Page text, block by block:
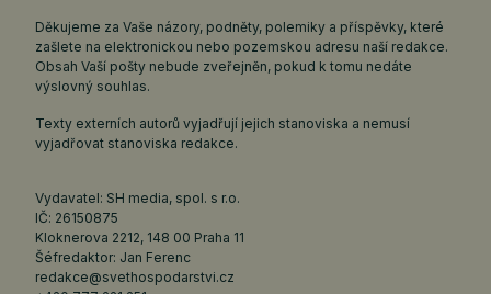
Děkujeme za Vaše názory, podněty, polemiky a příspěvky, které
zašlete na elektronickou nebo pozemskou adresu naší redakce.
Obsah Vaší pošty nebude zveřejněn, pokud k tomu nedáte
výslovný souhlas.
Texty externích autorů vyjadřují jejich stanoviska a nemusí
vyjadřovat stanoviska redakce.
Vydavatel: SH media, spol. s r.o.
IČ: 26150875
Kloknerova 2212, 148 00 Praha 11
Šéfredaktor: Jan Ferenc
redakce@svethospodarstvi.cz